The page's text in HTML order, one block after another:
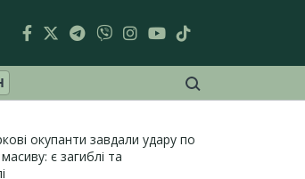
окупанти завдали удару по
є загиблі та